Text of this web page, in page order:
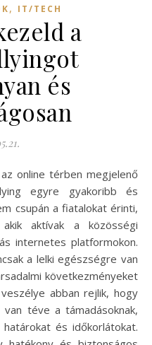
, IT/TECH
a
és
egyre gyakoribb és
csupán a fiatalokat érinti,
aktívak a közösségi
internetes platformokon.
a lelki egészségre van
következményeket
abban rejlik, hogy
téve a támadásoknak,
és időkorlátokat.